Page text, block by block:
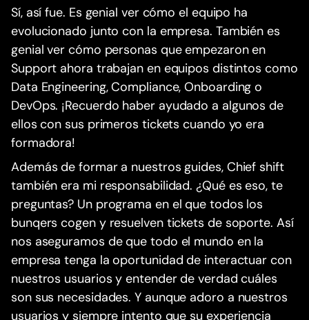
Sí, así fue. Es genial ver cómo el equipo ha
evolucionado junto con la empresa. También es
genial ver cómo personas que empezaron en
Support ahora trabajan en equipos distintos como
Data Engineering, Compliance, Onboarding o
DevOps. ¡Recuerdo haber ayudado a algunos de
ellos con sus primeros tickets cuando yo era
formadora!
Además de formar a nuestros guides, Chief shift
también era mi responsabilidad. ¿Qué es eso, te
preguntas? Un programa en el que todos los
bunqers cogen y resuelven tickets de soporte. Así
nos aseguramos de que todo el mundo en la
empresa tenga la oportunidad de interactuar con
nuestros usuarios y entender de verdad cuáles
son sus necesidades. Y aunque adoro a nuestros
usuarios y siempre intento que su experiencia